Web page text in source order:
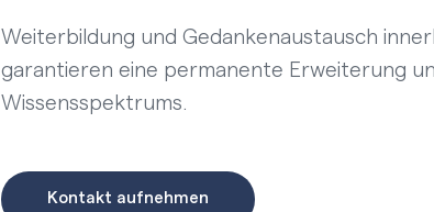
Weiterbildung und Gedankenaustausch
garantieren eine permanente Erweiterung
Wissensspektrums.
Kontakt aufnehmen